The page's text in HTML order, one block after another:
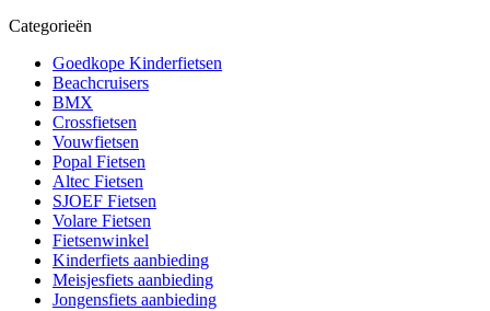
Categorieën
Goedkope Kinderfietsen
Beachcruisers
BMX
Crossfietsen
Vouwfietsen
Popal Fietsen
Altec Fietsen
SJOEF Fietsen
Volare Fietsen
Fietsenwinkel
Kinderfiets aanbieding
Meisjesfiets aanbieding
Jongensfiets aanbieding